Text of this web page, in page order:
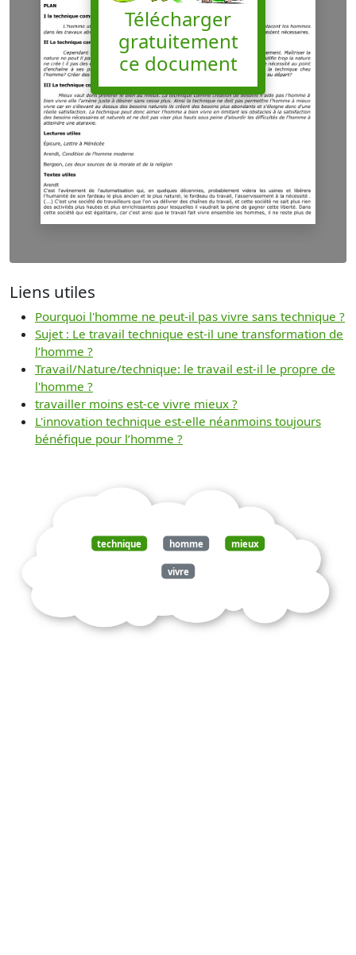
Télécharger
gratuitement
ce document
Liens utiles
Pourquoi l'homme ne peut-il pas vivre sans technique ?
Sujet : Le travail technique est-il une transformation de
l’homme ?
Travail/Nature/technique: le travail est-il le propre de
l'homme ?
travailler moins est-ce vivre mieux ?
L'innovation technique est-elle néanmoins toujours
bénéfique pour l’homme ?
technique homme mieux
vivre